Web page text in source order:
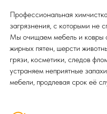
Профессиональная
загрязнения, с которыми не
Мы очищаем мебель и ковры
жирных пятен, шерсти
грязи, косметики, следов
устраняем неприятные
мебели, продлевая срок её